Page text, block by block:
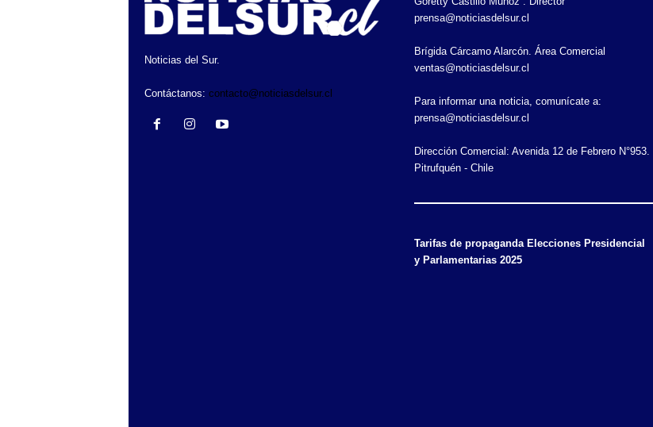
Noticias del Sur.
Contáctanos: contacto@noticiasdelsur.cl
prensa@noticiasdelsur.cl
Brígida Cárcamo Alarcón. Área Comercial
ventas@noticiasdelsur.cl
Para informar una noticia, comunícate a:
prensa@noticiasdelsur.cl
Dirección Comercial: Avenida 12 de Febrero N°953.
Pitrufquén - Chile
Tarifas de propaganda Elecciones Presidencial
y Parlamentarias 2025